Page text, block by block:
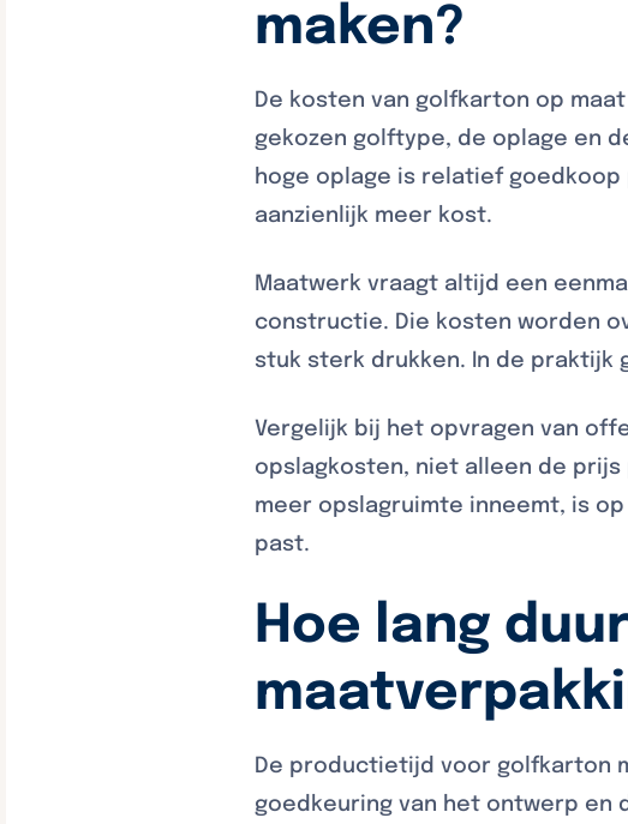
maken?
De kosten van golfkarton op
gekozen golftype, de oplage en
hoge oplage is relatief
aanzienlijk meer kost.
Maatwerk vraagt altijd een
constructie. Die kosten worden
stuk sterk drukken. In de praktijk
Vergelijk bij het opvragen van
opslagkosten, niet alleen de
meer opslagruimte inneemt, is
past.
Hoe lang
De productietijd voor golfkarton
goedkeuring van het ontwerp en